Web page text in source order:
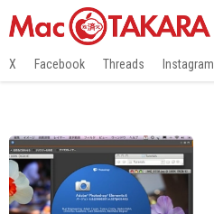
X Facebook Threads Instagram